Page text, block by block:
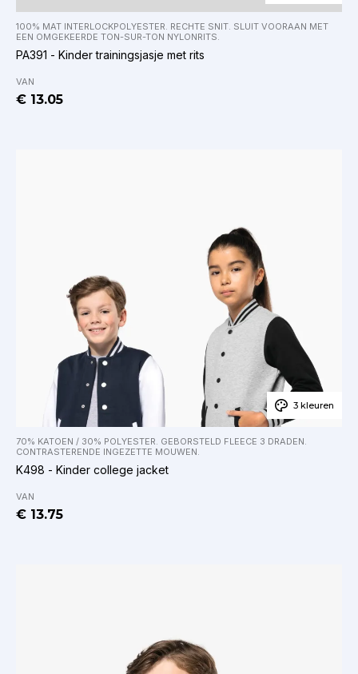
100% MAT INTERLOCKPOLYESTER. RECHTE SNIT. SLUIT VOORAAN MET
EEN OMGEKEERDE TON-SUR-TON NYLONRITS.
PA391 - Kinder trainingsjasje met rits
VAN
€ 13.05
3 kleuren
70% KATOEN / 30% POLYESTER. GEBORSTELD FLEECE 3 DRADEN.
CONTRASTERENDE INGEZETTE MOUWEN.
K498 - Kinder college jacket
VAN
€ 13.75